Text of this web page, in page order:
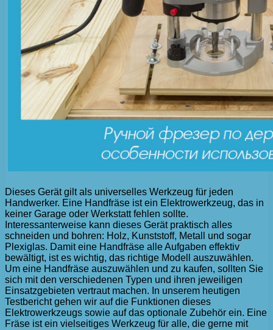
Dieses Gerät gilt als universelles Werkzeug für jeden
Handwerker. Eine Handfräse ist ein Elektrowerkzeug, das in
keiner Garage oder Werkstatt fehlen sollte.
Interessanterweise kann dieses Gerät praktisch alles
schneiden und bohren: Holz, Kunststoff, Metall und sogar
Plexiglas. Damit eine Handfräse alle Aufgaben effektiv
bewältigt, ist es wichtig, das richtige Modell auszuwählen.
Um eine Handfräse auszuwählen und zu kaufen, sollten Sie
sich mit den verschiedenen Typen und ihren jeweiligen
Einsatzgebieten vertraut machen. In unserem heutigen
Testbericht gehen wir auf die Funktionen dieses
Elektrowerkzeugs sowie auf das optionale Zubehör ein. Eine
Fräse ist ein vielseitiges Werkzeug für alle, die gerne mit